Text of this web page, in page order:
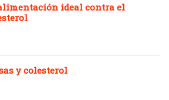
ideal contra el
y colesterol